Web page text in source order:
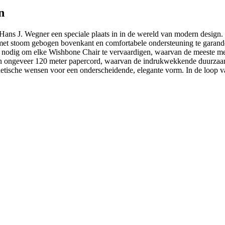
J. Wegner een speciale plaats in in de wereld van modern
stoom gebogen bovenkant en comfortabele ondersteuning te
om elke Wishbone Chair te vervaardigen, waarvan de meeste
120 meter papercord, waarvan de indrukwekkende
wensen voor een onderscheidende, elegante vorm. In de loop